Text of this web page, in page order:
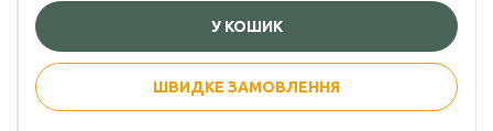
Гарбузова олія
Чорного кмину
олія
У КОШИК
ШВИДКЕ ЗАМОВЛЕННЯ